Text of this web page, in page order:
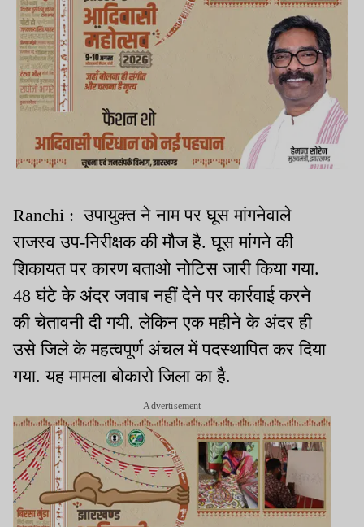
Ranchi : उपायुक्त ने नाम पर घूस मांगनेवाले
राजस्व उप-निरीक्षक की मौज है. घूस मांगने की
शिकायत पर कारण बताओ नोटिस जारी किया गया.
48 घंटे के अंदर जवाब नहीं देने पर कार्रवाई करने
की चेतावनी दी गयी. लेकिन एक महीने के अंदर ही
उसे जिले के महत्वपूर्ण अंचल में पदस्थापित कर दिया
गया. यह मामला बोकारो जिला का है.
Advertisement